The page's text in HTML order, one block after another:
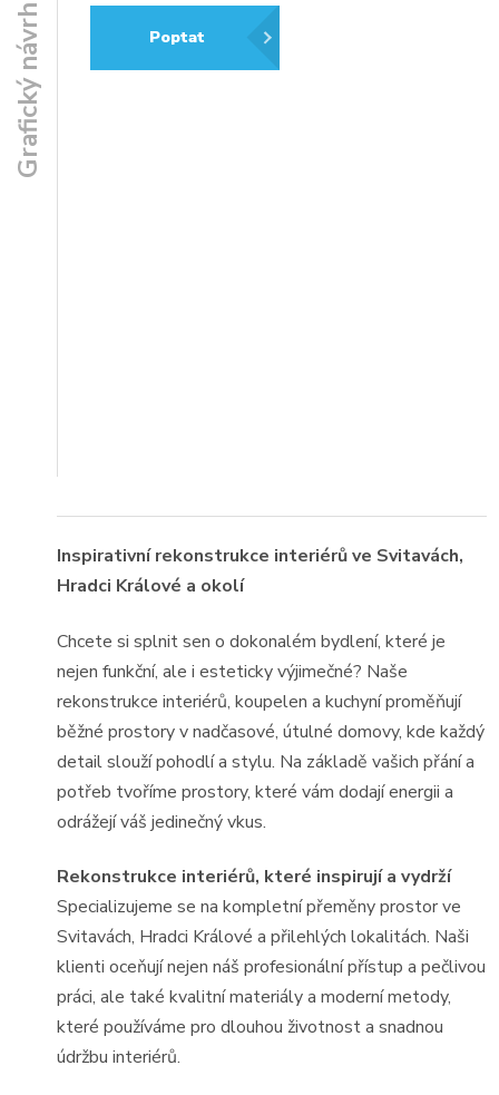
Grafický návrh Poptat
Inspirativní rekonstrukce interiérů ve Svitavách,
Hradci Králové a okolí
Chcete si splnit sen o dokonalém bydlení, které je
nejen funkční, ale i esteticky výjimečné? Naše
rekonstrukce interiérů, koupelen a kuchyní proměňují
běžné prostory v nadčasové, útulné domovy, kde každý
detail slouží pohodlí a stylu. Na základě vašich přání a
potřeb tvoříme prostory, které vám dodají energii a
odrážejí váš jedinečný vkus.
Rekonstrukce interiérů, které inspirují a vydrží
Specializujeme se na kompletní přeměny prostor ve
Svitavách, Hradci Králové a přilehlých lokalitách. Naši
klienti oceňují nejen náš profesionální přístup a pečlivou
práci, ale také kvalitní materiály a moderní metody,
které používáme pro dlouhou životnost a snadnou
údržbu interiérů.